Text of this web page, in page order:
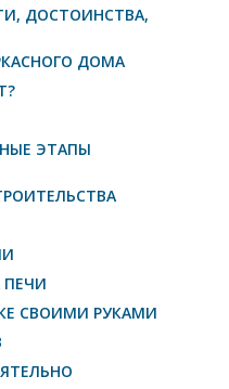
ДОСТОИНСТВА,
ДОМА
ЭТАПЫ
ПЕЧИ
СВОИМИ РУКАМИ